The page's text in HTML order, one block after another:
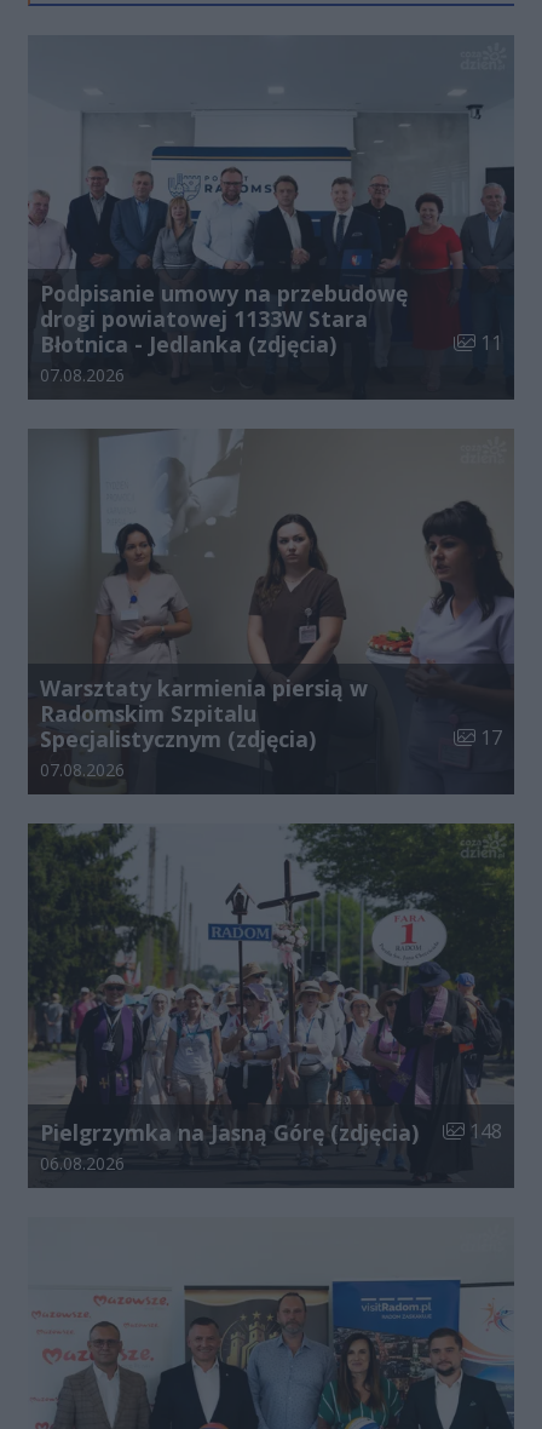
Podpisanie umowy na przebudowę
drogi powiatowej 1133W Stara
Błotnica - Jedlanka (zdjęcia)
Liczba
11
Data dodania galerii:
07.08.2026
Warsztaty karmienia piersią w
Radomskim Szpitalu
Specjalistycznym (zdjęcia)
Liczba
17
Data dodania galerii:
07.08.2026
Pielgrzymka na Jasną Górę (zdjęcia) Liczba
148
Data dodania galerii:
06.08.2026